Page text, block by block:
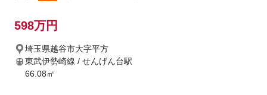
598万円
埼玉県越谷市大字平方
東武伊勢崎線 / せんげん台駅
66.08㎡